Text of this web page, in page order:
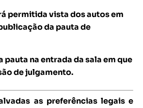
permitida vista dos autos em
da pauta de
pauta na entrada da sala em que
de julgamento.
as preferências legais e